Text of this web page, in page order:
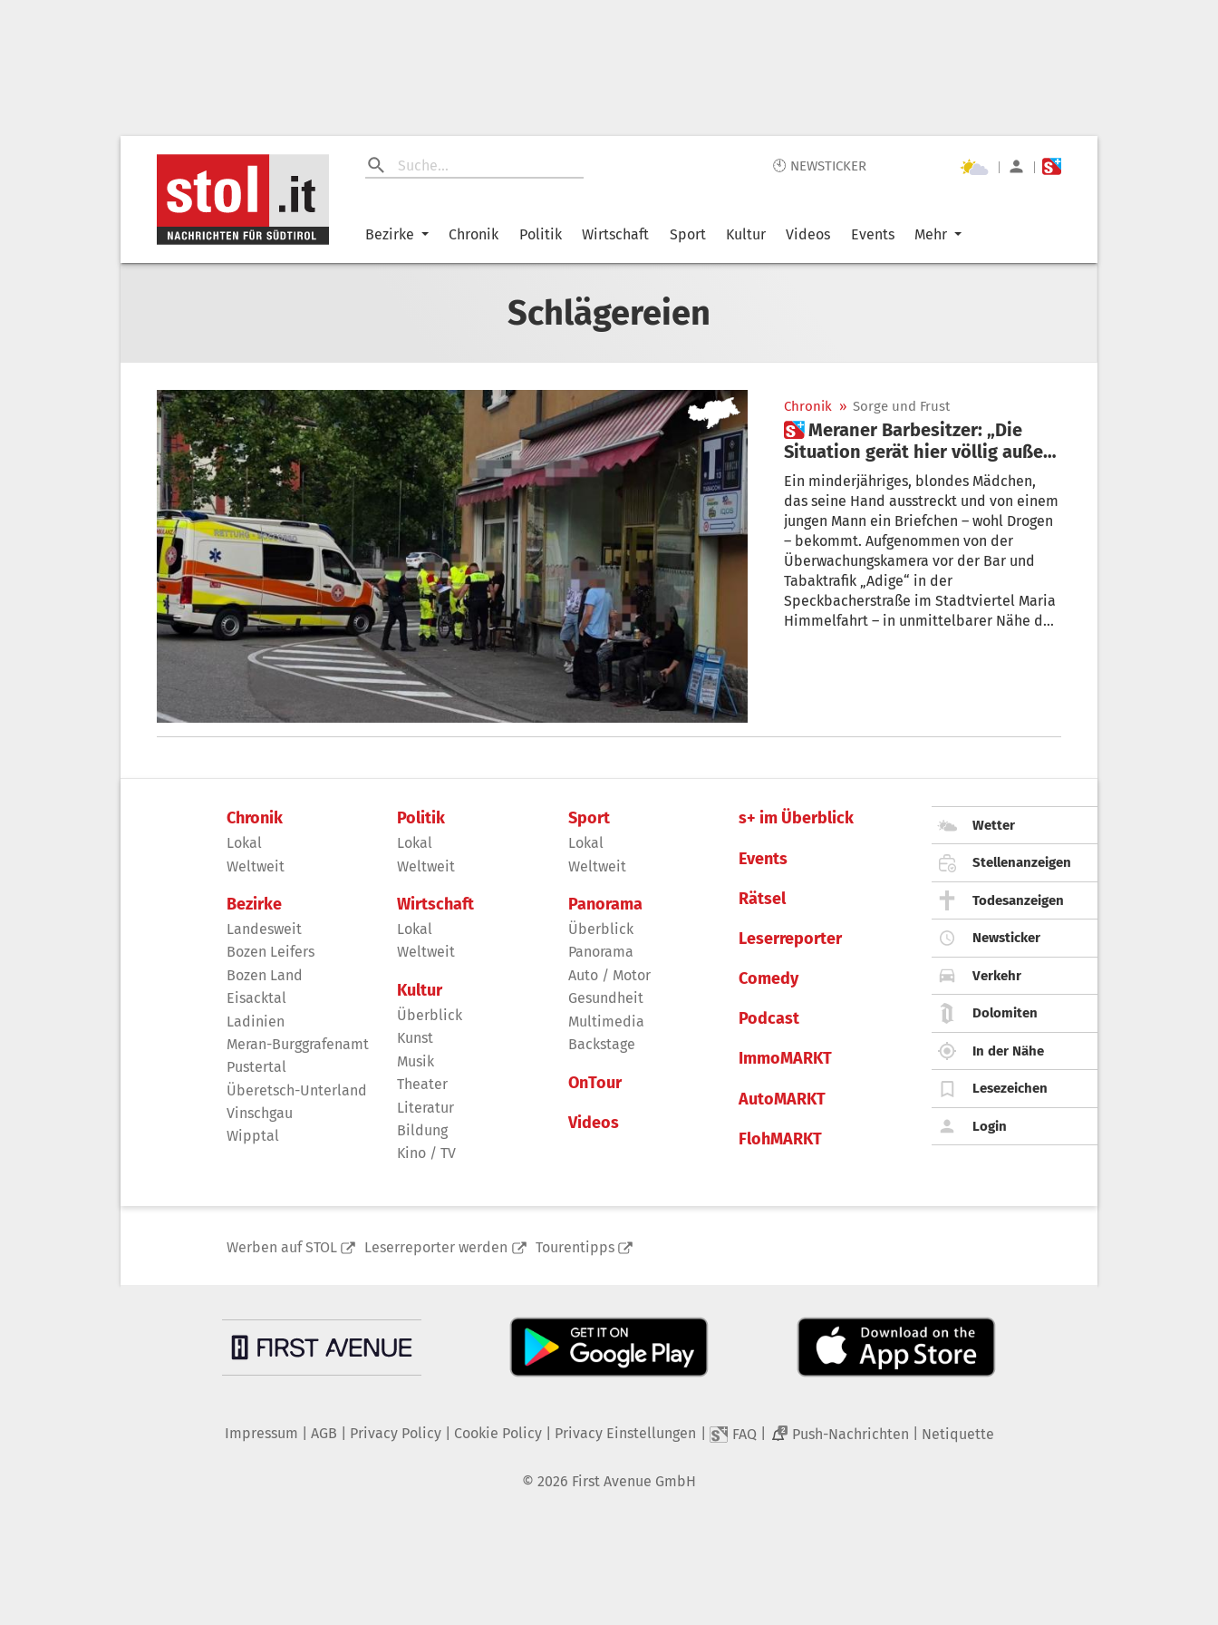
🕙 NEWSTICKER | |
Bezirke Chronik Politik Wirtschaft Sport Kultur Videos Events Mehr
Schlägereien
Chronik » Sorge und Frust
 Meraner Barbesitzer: „Die
Situation gerät hier völlig außer
Kontrolle“
Ein minderjähriges, blondes Mädchen,
das seine Hand ausstreckt und von einem
jungen Mann ein Briefchen – wohl Drogen
– bekommt. Aufgenommen von der
Überwachungskamera vor der Bar und
Tabaktrafik „Adige“ in der
Speckbacherstraße im Stadtviertel Maria
Himmelfahrt – in unmittelbarer Nähe der
öffentlich macht.
Chronik
Lokal
Weltweit
Bezirke
Landesweit
Bozen Leifers
Bozen Land
Eisacktal
Ladinien
Meran-Burggrafenamt
Pustertal
Überetsch-Unterland
Vinschgau
Wipptal
Politik
Lokal
Weltweit
Wirtschaft
Lokal
Weltweit
Kultur
Überblick
Kunst
Musik
Theater
Literatur
Bildung
Kino / TV
Sport
Lokal
Weltweit
Panorama
Überblick
Panorama
Auto / Motor
Gesundheit
Multimedia
Backstage
OnTour
Videos
s+ im Überblick
Events
Rätsel
Leserreporter
Comedy
Podcast
ImmoMARKT
AutoMARKT
FlohMARKT
Wetter
Stellenanzeigen
Todesanzeigen
Newsticker
Verkehr
Dolomiten
In der Nähe
Lesezeichen
Login
Werben auf STOL Leserreporter werden Tourentipps
Impressum AGB Privacy Policy| Cookie Policy| Privacy Einstellungen FAQ 2 Push-Nachrichten Netiquette
© 2026 First Avenue GmbH